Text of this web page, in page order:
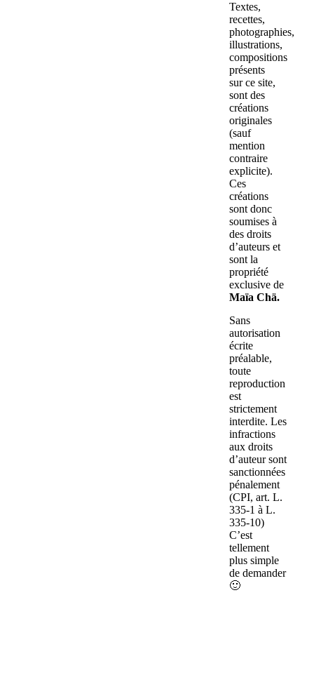
Textes,
recettes,
photographies,
illustrations,
compositions
présents
sur ce site,
sont des
créations
originales
(sauf
mention
contraire
explicite).
Ces
créations
sont donc
soumises à
des droits
d’auteurs et
sont la
propriété
exclusive de
Maïa Chä.
Sans
autorisation
écrite
préalable,
toute
reproduction
est
strictement
interdite. Les
infractions
aux droits
d’auteur sont
sanctionnées
pénalement
(CPI, art. L.
335-1 à L.
335-10)
C’est
tellement
plus simple
de demander
🙂